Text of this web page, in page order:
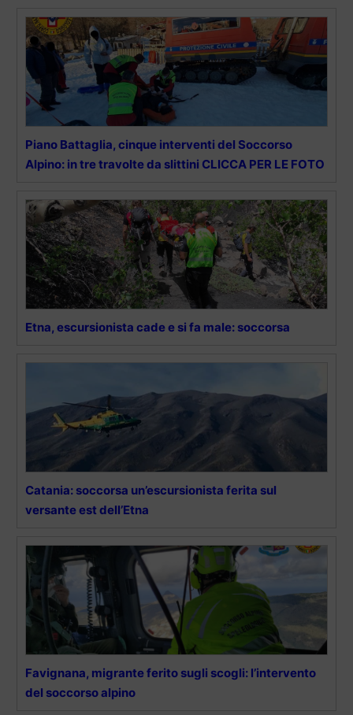
Piano Battaglia, cinque interventi del Soccorso
Alpino: in tre travolte da slittini CLICCA PER LE FOTO
Etna, escursionista cade e si fa male: soccorsa
Catania: soccorsa un’escursionista ferita sul
versante est dell’Etna
Favignana, migrante ferito sugli scogli: l’intervento
del soccorso alpino